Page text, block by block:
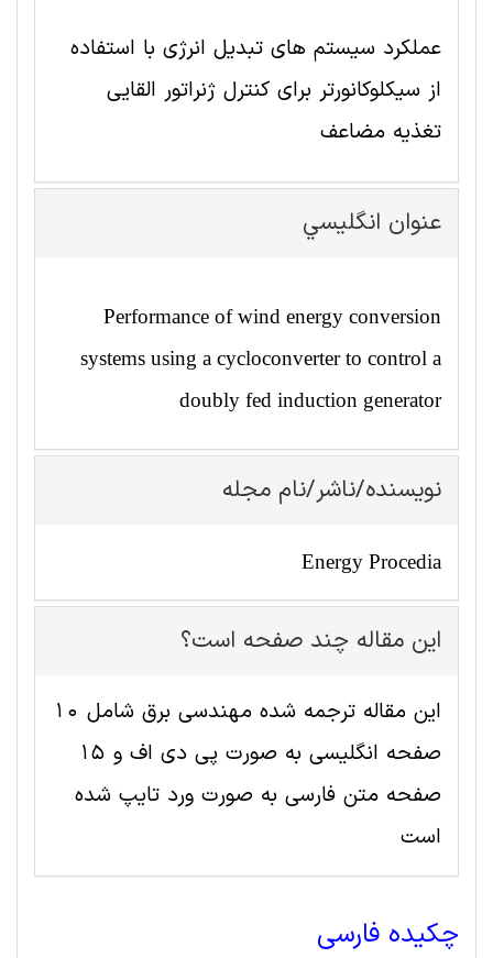
عملکرد سیستم های تبدیل انرژی با استفاده
از سیکلوکانورتر برای کنترل ژنراتور القایی
تغذیه مضاعف
عنوان انگليسي
Performance of wind energy conversion
systems using a cycloconverter to control a
doubly fed induction generator
نویسنده/ناشر/نام مجله
Energy Procedia
این مقاله چند صفحه است؟
این مقاله ترجمه شده مهندسی برق شامل 10
صفحه انگلیسی به صورت پی دی اف و 15
صفحه متن فارسی به صورت ورد تایپ شده
است
چکیده فارسی